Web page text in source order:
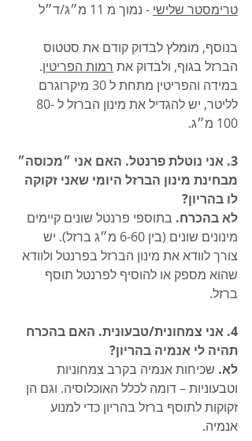
טרימסטר שלישי - נמוך מ 11 מ״ג/ד״ל
בנוסף, מומלץ לבדוק קודם את סטטוס
הברזל בגוף, ולבדוק את רמות הפריטין.
במידה והפריטין מתחת ל 30 מיקרוגרם
לליטר, יש להגדיל את מינון הברזל ל 80-
100 מ״ג.
3. אני נוטלת פרנטל. האם אני ״מכוסה״
מבחינת מינון הברזל היומי שאני זקוקה
לו בהריון?
לא בהכרח. בתוספי פרנטל שונים קיימים
מינונים שונים (בין 6-60 מ״ג ברזל). יש
צורך לוודא את מינון הברזל בפרנטל ולוודא
שהוא מספק או להוסיף לפרנטל תוסף
ברזל.
4. אני צמחונית/טבעונית. האם בהכרח
תהיה לי אנמיה בהריון?
לא. שכיחות אנמיה בקרב צמחוניות
וטבעוניות – דומה לכלל האוכלוסיה. וגם הן
זקוקות לתוסף ברזל בהריון כדי למנוע
אנמיה.